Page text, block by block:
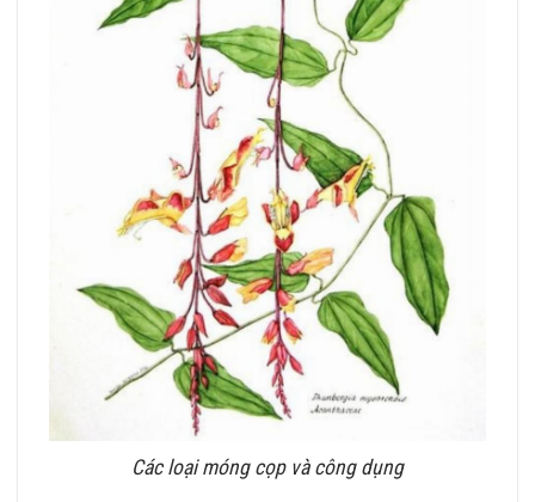
Các loại móng cọp và công dụng